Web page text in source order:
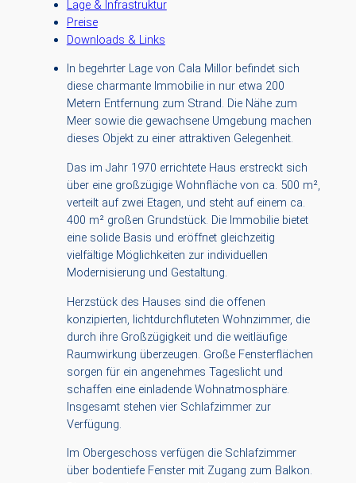
Lage & Infrastruktur
Preise
Downloads & Links
In begehrter Lage von Cala Millor befindet sich
diese charmante Immobilie in nur etwa 200
Metern Entfernung zum Strand. Die Nähe zum
Meer sowie die gewachsene Umgebung machen
dieses Objekt zu einer attraktiven Gelegenheit.
Das im Jahr 1970 errichtete Haus erstreckt sich
über eine großzügige Wohnfläche von ca. 500 m²,
verteilt auf zwei Etagen, und steht auf einem ca.
400 m² großen Grundstück. Die Immobilie bietet
eine solide Basis und eröffnet gleichzeitig
vielfältige Möglichkeiten zur individuellen
Modernisierung und Gestaltung.
Herzstück des Hauses sind die offenen
konzipierten, lichtdurchfluteten Wohnzimmer, die
durch ihre Großzügigkeit und die weitläufige
Raumwirkung überzeugen. Große Fensterflächen
sorgen für ein angenehmes Tageslicht und
schaffen eine einladende Wohnatmosphäre.
Insgesamt stehen vier Schlafzimmer zur
Verfügung.
Im Obergeschoss verfügen die Schlafzimmer
über bodentiefe Fenster mit Zugang zum Balkon.